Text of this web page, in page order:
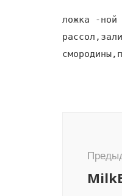
ложка -ной